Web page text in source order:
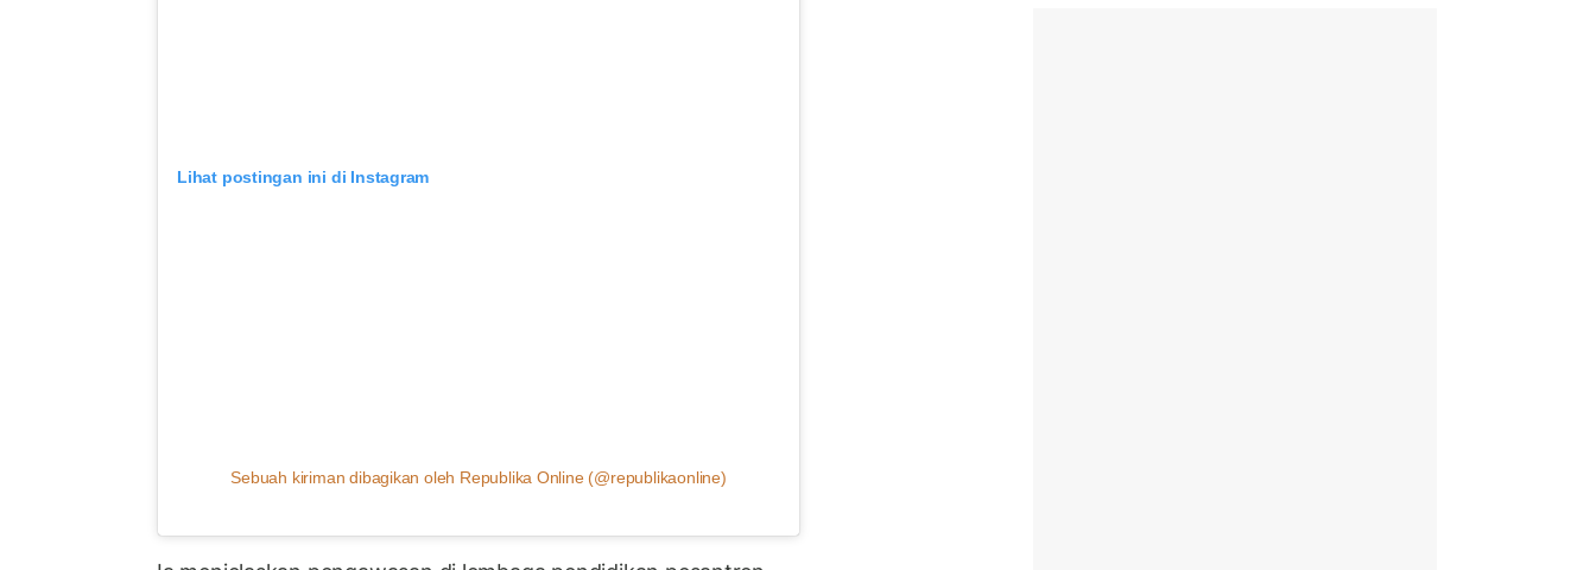
Lihat postingan ini di Instagram
Sebuah kiriman dibagikan oleh Republika Online (@republikaonline)